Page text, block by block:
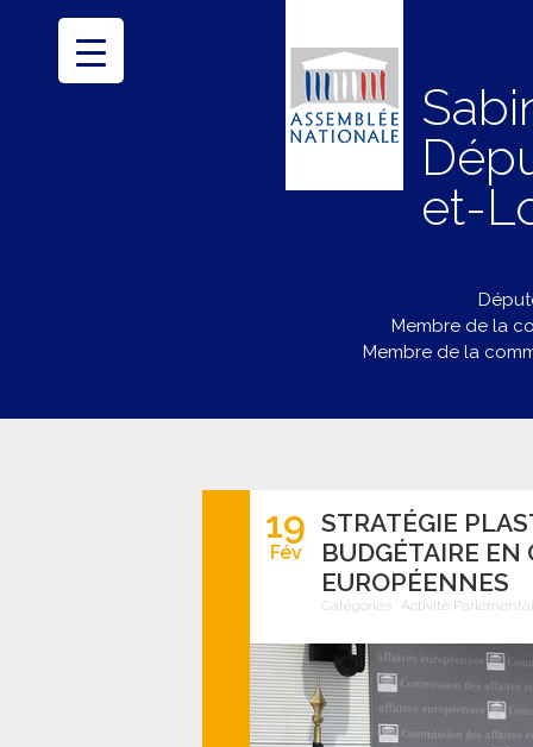
et-
Membre de la
Membre de la
19
Fév
STRATÉGIE
BUDGÉTAIRE EN
EUROPÉENNES
Catégories : Activité